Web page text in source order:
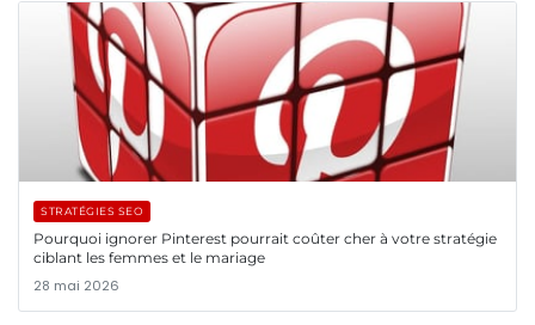
STRATÉGIES SEO
Pourquoi ignorer Pinterest pourrait coûter cher à votre stratégie
ciblant les femmes et le mariage
28 mai 2026